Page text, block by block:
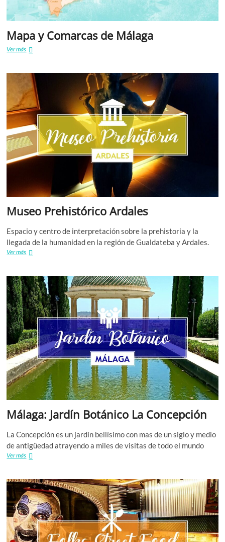
Mapa y Comarcas de Málaga
Ver másMapa
de
Málaga
Museo Prehistórico Ardales
Espacio y centro de interpretación sobre la prehistoria y la
llegada de la humanidad en la región de Gualdateba y Ardales.
Ver másMuseo
Málaga: Jardín Botánico La Concepción
La Concepción es un jardín bellísimo con mas de un siglo y medio
de antigüedad atrayendo a miles de visitas de todo el mundo
Ver másMálaga:
La
Concepción